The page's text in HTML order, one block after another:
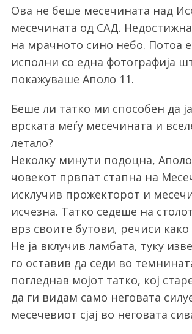
Ова не беше месечината над
месечината од САД.
на мрачното сино небо. Потоа
исполни со една фотографија
покажуваше Аполо 11.
Беше ли татко ми способен да
врската меѓу месечината и
летало?
Неколку минути подоцна,
човекот првпат стапна на
исклучив прожекторот и
исчезна. Татко седеше на
врз своите бутови, речиси
Не ја вклучив ламбата, туку
го оставив да седи во
погледнав мојот татко, кој
да ги видам само неговата
месечевиот сјај во неговата
r
: